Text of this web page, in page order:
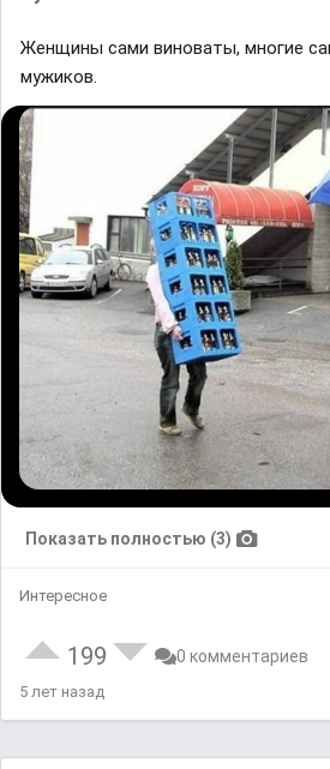
Женщины сами виноваты, многие
мужиков.
Показать полностью (3)
Интересное
199 0 комментариев
5 лет назад